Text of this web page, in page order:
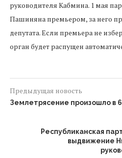
руководителя Кабмина. 1 мая
Пашиняна премьером, за него
депутата. Если премьера не
орган будет распущен
Предыдущая новость
Землетрясение произошло в
Республиканская
выдвижение